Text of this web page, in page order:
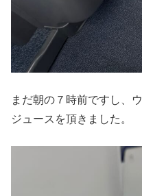
まだ朝の７時前ですし、
ジュースを頂きました。